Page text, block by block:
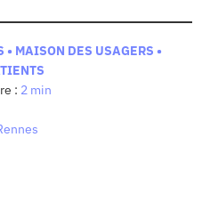
MAISON DES USAGERS •
2 min